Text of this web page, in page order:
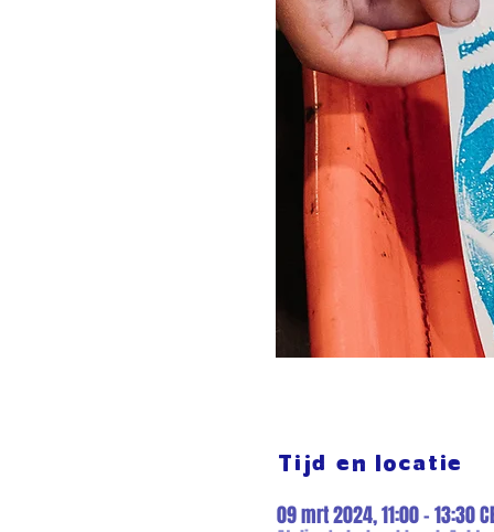
Tijd en locatie
09 mrt 2024, 11:00 – 13:30